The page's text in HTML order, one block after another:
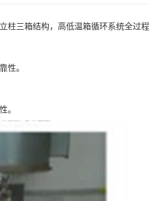
柱三箱结构，高低温箱循环系统全过程
性。
。